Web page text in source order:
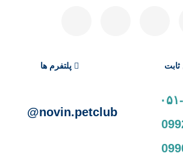
ثابت پلتفرم ها
novin.petclub@